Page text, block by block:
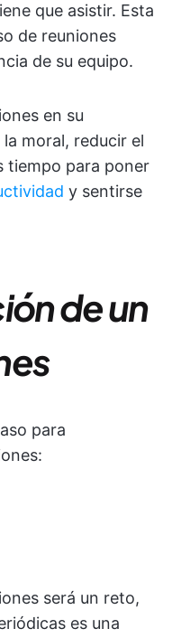
que asistir. Esta
de reuniones
de su equipo.
en su
moral, reducir el
tiempo para poner
y sentirse
de un
para
será un reto,
es una